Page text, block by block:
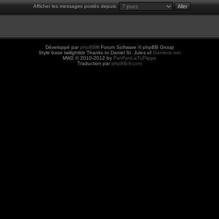
Afficher les messages postés depuis:
Développé par phpBB® Forum Software © phpBB Group
Style base twilightbb Thanks to Daniel St. Jules of Gamexe.net
MW2 © 2010-2012 by FanFanLaTuFlippe
Traduction par phpBB-fr.com